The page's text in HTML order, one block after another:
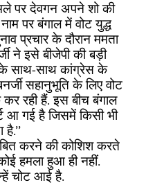
पर देवगन अपने शो की
पर बंगाल में वोट युद्ध
प्रचार के दौरान ममता
ने इसे बीजेपी की बड़ी
के साथ-साथ कांग्रेस के
सहानुभूति के लिए वोट
रही हैं. इस बीच बंगाल
आ गई है जिसमें किसी भी
करने की कोशिश करते
हमला हुआ ही नहीं.
चोट आई है.